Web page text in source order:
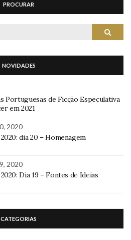
PROCURAR
Search
NOVIDADES
Portuguesas de Ficção Especulativa
em 2021
2020
dia 20 – Homenagem
2020
Dia 19 – Fontes de Ideias
CATEGORIAS